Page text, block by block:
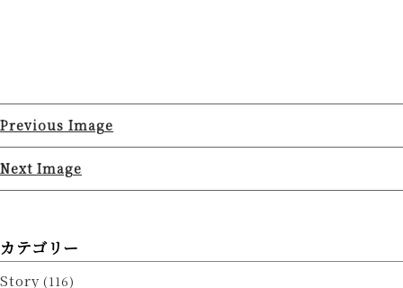
Previous Image
Next Image
カテゴリー
Story (116)